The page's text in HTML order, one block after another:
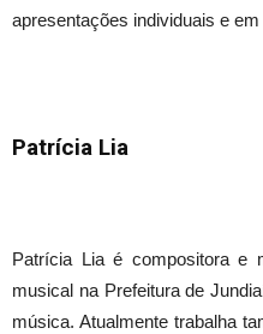
apresentações individuais e
Patrícia Lia
Patrícia Lia é compositora e
musical na Prefeitura de
música. Atualmente trabalha